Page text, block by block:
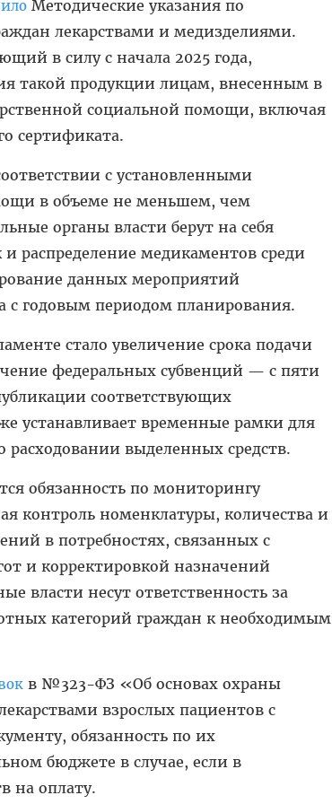
Методические указания по
лекарствами и медизделиями.
в силу с начала 2025 года,
такой продукции лицам, внесенным в
социальной помощи, включая
сертификата.
с установленными
в объеме не меньшем, чем
органы власти берут на себя
распределение медикаментов среди
данных мероприятий
с годовым периодом планирования.
стало увеличение срока подачи
федеральных субвенций — с пяти
соответствующих
устанавливает временные рамки для
выделенных средств.
обязанность по мониторингу
контроль номенклатуры, количества и
в потребностях, связанных с
и корректировкой назначений
власти несут ответственность за
категорий граждан к необходимым
в №323-ФЗ «Об основах охраны
взрослых пациентов с
обязанность по их
бюджете в случае, если в
на оплату.